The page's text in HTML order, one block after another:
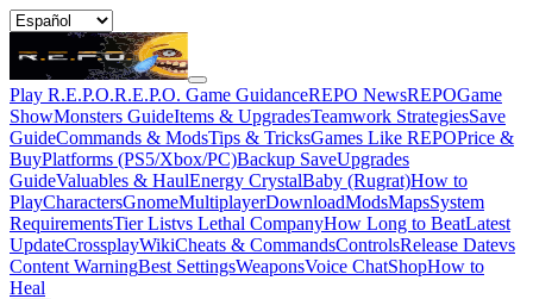
Play R.E.P.O.R.E.P.O. Game GuidanceREPO NewsREPOGame
ShowMonsters GuideItems & UpgradesTeamwork StrategiesSave
GuideCommands & ModsTips & TricksGames Like REPOPrice &
BuyPlatforms (PS5/Xbox/PC)Backup SaveUpgrades
GuideValuables & HaulEnergy CrystalBaby (Rugrat)How to
PlayCharactersGnomeMultiplayerDownloadModsMapsSystem
RequirementsTier Listvs Lethal CompanyHow Long to BeatLatest
UpdateCrossplayWikiCheats & CommandsControlsRelease Datevs
Content WarningBest SettingsWeaponsVoice ChatShopHow to
Heal